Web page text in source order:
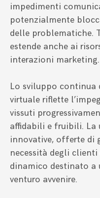
impedimenti
potenzialmente
delle problematiche.
estende anche ai
interazioni marketing.
Lo sviluppo
virtuale riflette
vissuti
affidabili e fruibili. La
innovative, offerte di
necessità degli
dinamico destinato a
venturo avvenire.